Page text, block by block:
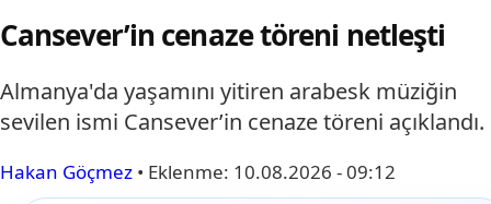
Cansever’in cenaze töreni netleşti
Almanya'da yaşamını yitiren arabesk müziğin
sevilen ismi Cansever’in cenaze töreni açıklandı.
Hakan Göçmez • Eklenme: 10.08.2026 - 09:12